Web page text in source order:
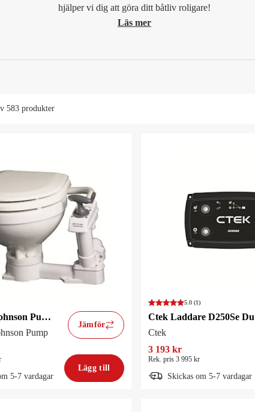
hjälper vi dig att göra ditt båtliv roligare!
Läs mer
583 produkter
SPX Flow Johnson Pump Toalett Compact
Pump
Jämför
5-7 vardagar
Lägg till
5.0(1)
Ctek
3 193 kr
Rek. pris 3 995 kr
Skickas om 5-7 vardagar